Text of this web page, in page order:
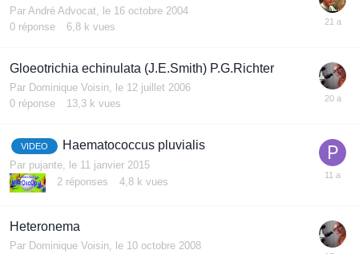
Par André Advocat, le 16 octobre 2004
0 réponse 6,8 k vues
Gloeotrichia echinulata (J.E.Smith) P.G.Richter
Par Dominique Voisin, le 12 juillet 2006
0 réponse 13,3 k vues
VIDEO Haematococcus pluvialis
Par pujante, le 11 janvier 2015
2 réponses 4,8 k vues
Heteronema
Par Dominique Voisin le 10 octobre 2008